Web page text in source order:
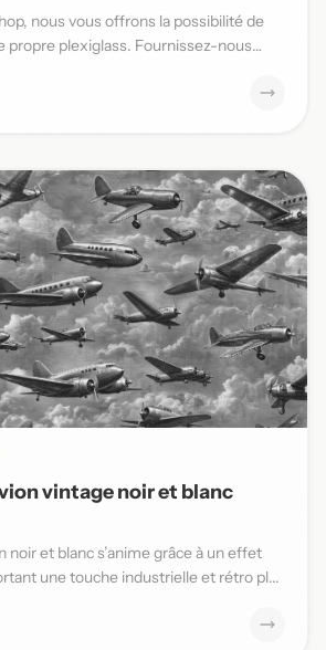
nous vous offrons la possibilité de
propre plexiglass. Fournissez-nous
vintage noir et blanc
noir et blanc s’anime grâce à un effet
une touche industrielle et rétro pl...